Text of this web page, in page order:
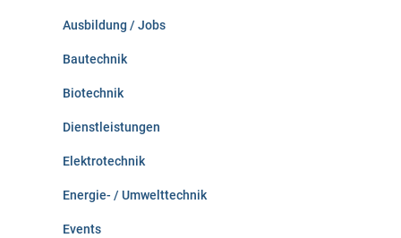
Ausbildung / Jobs
Bautechnik
Biotechnik
Dienstleistungen
Elektrotechnik
Energie- / Umwelttechnik
Events